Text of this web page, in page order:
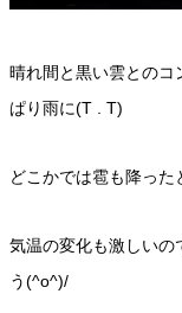
晴れ間と黒い雲とのコ
ぱり雨に(T . T)
どこかでは雹も降った
気温の変化も激しいの
う(^o^)/